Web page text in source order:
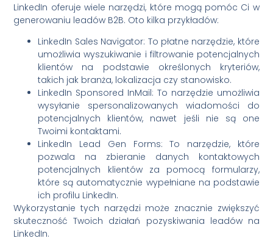
LinkedIn oferuje wiele narzędzi, które mogą pomóc Ci w
generowaniu leadów B2B. Oto kilka przykładów:
LinkedIn Sales Navigator: To płatne narzędzie, które
umożliwia wyszukiwanie i filtrowanie potencjalnych
klientów na podstawie określonych kryteriów,
takich jak branża, lokalizacja czy stanowisko.
LinkedIn Sponsored InMail: To narzędzie umożliwia
wysyłanie spersonalizowanych wiadomości do
potencjalnych klientów, nawet jeśli nie są one
Twoimi kontaktami.
LinkedIn Lead Gen Forms: To narzędzie, które
pozwala na zbieranie danych kontaktowych
potencjalnych klientów za pomocą formularzy,
które są automatycznie wypełniane na podstawie
ich profilu LinkedIn.
Wykorzystanie tych narzędzi może znacznie zwiększyć
skuteczność Twoich działań pozyskiwania leadów na
LinkedIn.